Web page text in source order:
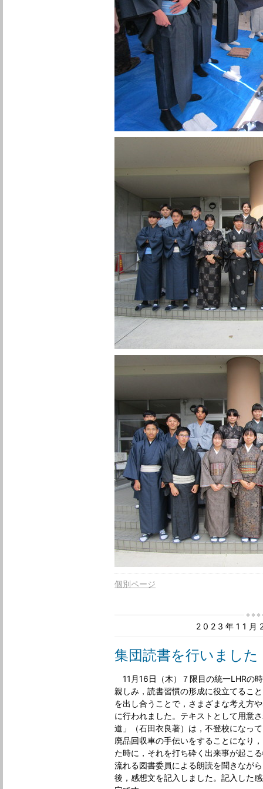
個別ページ
2023年11月
集団読書を行いました
11月16日（木）７限目の統一LHRの
親しみ，読書習慣の形成に役立てるこ
を出し合うことで，さまざまな考え方
に行われました。テキストとして用意
道」（石田衣良著）は，不登校になっ
廃品回収車の手伝いをすることになり
た時に，それを打ち砕く出来事が起こ
流れる図書委員による朗読を聞きなが
後，感想文を記入しました。記入した